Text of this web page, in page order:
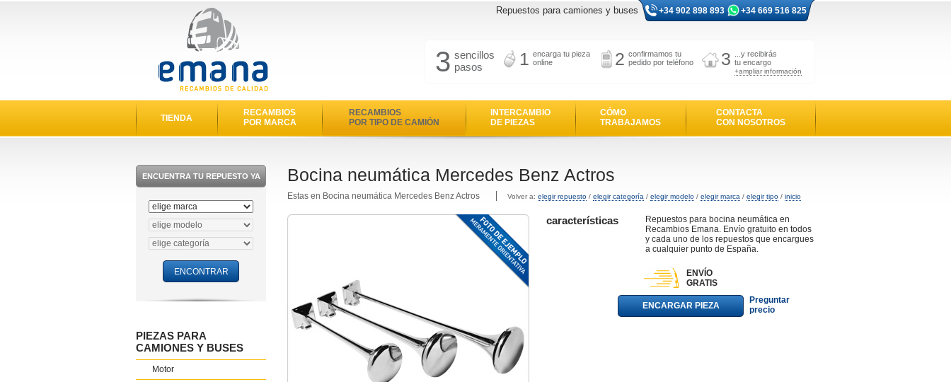
Repuestos para camiones y buses +34 902 898 893 +34 669 516 825
3 sencillos
pasos
1 encarga tu pieza
online
2 confirmamos tu
pedido por teléfono
3
...y recibirás
tu encargo
+ampliar información
TIENDA
RECAMBIOS
POR MARCA
RECAMBIOS
POR TIPO DE CAMIÓN
INTERCAMBIO
DE PIEZAS
CÓMO
TRABAJAMOS
CONTACTA
CON NOSOTROS
ENCUENTRA TU REPUESTO YA
PIEZAS PARA
CAMIONES Y BUSES
Motor
Bocina neumática Mercedes Benz Actros
Estas en Bocina neumática Mercedes Benz Actros Volver a: elegir repuesto / elegir categoría / elegir modelo / elegir marca / elegir tipo / inicio
características
Repuestos para bocina neumática en
Recambios Emana. Envío gratuito en todos
y cada uno de los repuestos que encargues
a cualquier punto de España.
ENVÍO
GRATIS
ENCARGAR PIEZA
Preguntar
precio